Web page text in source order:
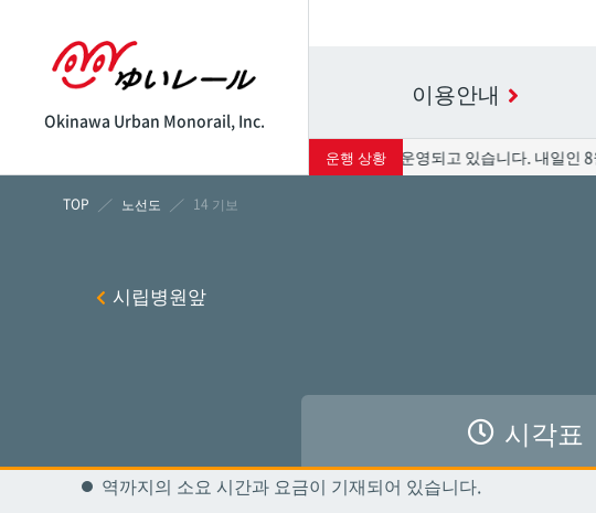
이용안내
시립병원앞
시립병원앞
Okinawa Urban Monorail, Inc.
운행 상황
현재 서비스는 정상적으로 운영되고 있습니다. 내일인 8월 7일(
노선도 14 기보
시각표
시립병원앞
역까지의 소요 시간과 요금이 기재되어 있습니다.